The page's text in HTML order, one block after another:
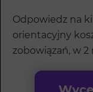
Odpowiedz na
orientacyjny
zobowiązań, w 2